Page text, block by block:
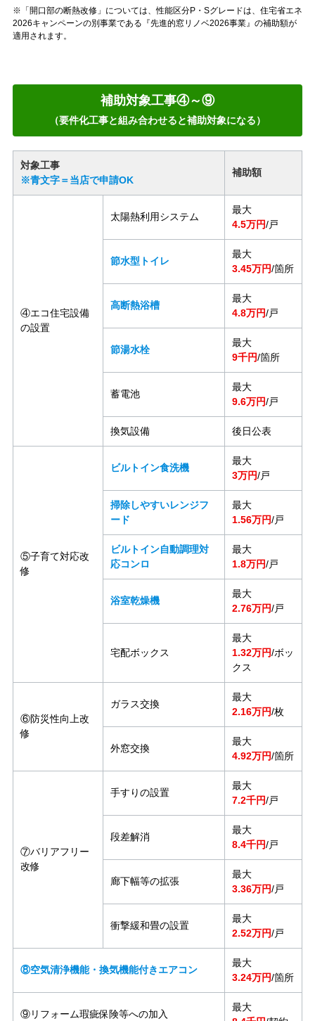
※「開口部の断熱改修」については、性能区分P・Sグレードは、住宅省エネ
2026キャンペーンの別事業である『先進的窓リノベ2026事業』の補助額が
適用されます。
補助対象工事④～⑨
（要件化工事と組み合わせると補助対象になる）
対象工事
※青文字＝当店で申請OK
補助額
④エコ住宅設備
の設置
太陽熱利用システム
最大
4.5万円/戸
節水型トイレ
最大
3.45万円/箇所
高断熱浴槽
最大
4.8万円/戸
節湯水栓
最大
9千円/箇所
蓄電池
最大
9.6万円/戸
換気設備 後日公表
⑤子育て対応改
修
ビルトイン食洗機
最大
3万円/戸
掃除しやすいレンジフ
ード
最大
1.56万円/戸
ビルトイン自動調理対
応コンロ
最大
1.8万円/戸
浴室乾燥機
最大
2.76万円/戸
宅配ボックス
最大
1.32万円/ボッ
クス
⑥防災性向上改
修
ガラス交換
最大
2.16万円/枚
外窓交換
最大
4.92万円/箇所
⑦バリアフリー
改修
手すりの設置
最大
7.2千円/戸
段差解消
最大
8.4千円/戸
廊下幅等の拡張
最大
3.36万円/戸
衝撃緩和畳の設置
最大
2.52万円/戸
⑧空気清浄機能・換気機能付きエアコン
最大
3.24万円/箇所
⑨リフォーム瑕疵保険等への加入
最大